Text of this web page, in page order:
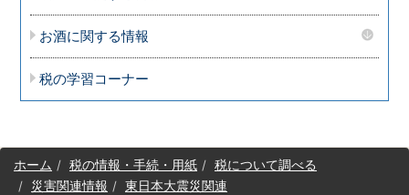
お酒に関する情報
税の学習コーナー
サ
イホーム 税の情報・手続・用紙
税について調べる
災害関連情報
東日本大震災関連